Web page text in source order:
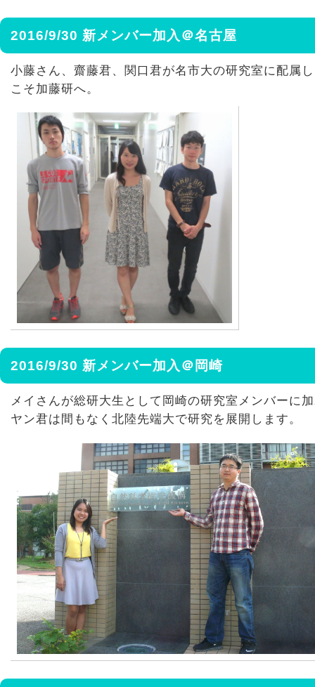
2016/9/30 新メンバー加入＠名古屋
小藤さん、齋藤君、関口君が名市大の研究室に配属
こそ加藤研へ。
2016/9/30 新メンバー加入＠岡崎
メイさんが総研大生として岡崎の研究室メンバーに
ヤン君は間もなく北陸先端大で研究を展開します。